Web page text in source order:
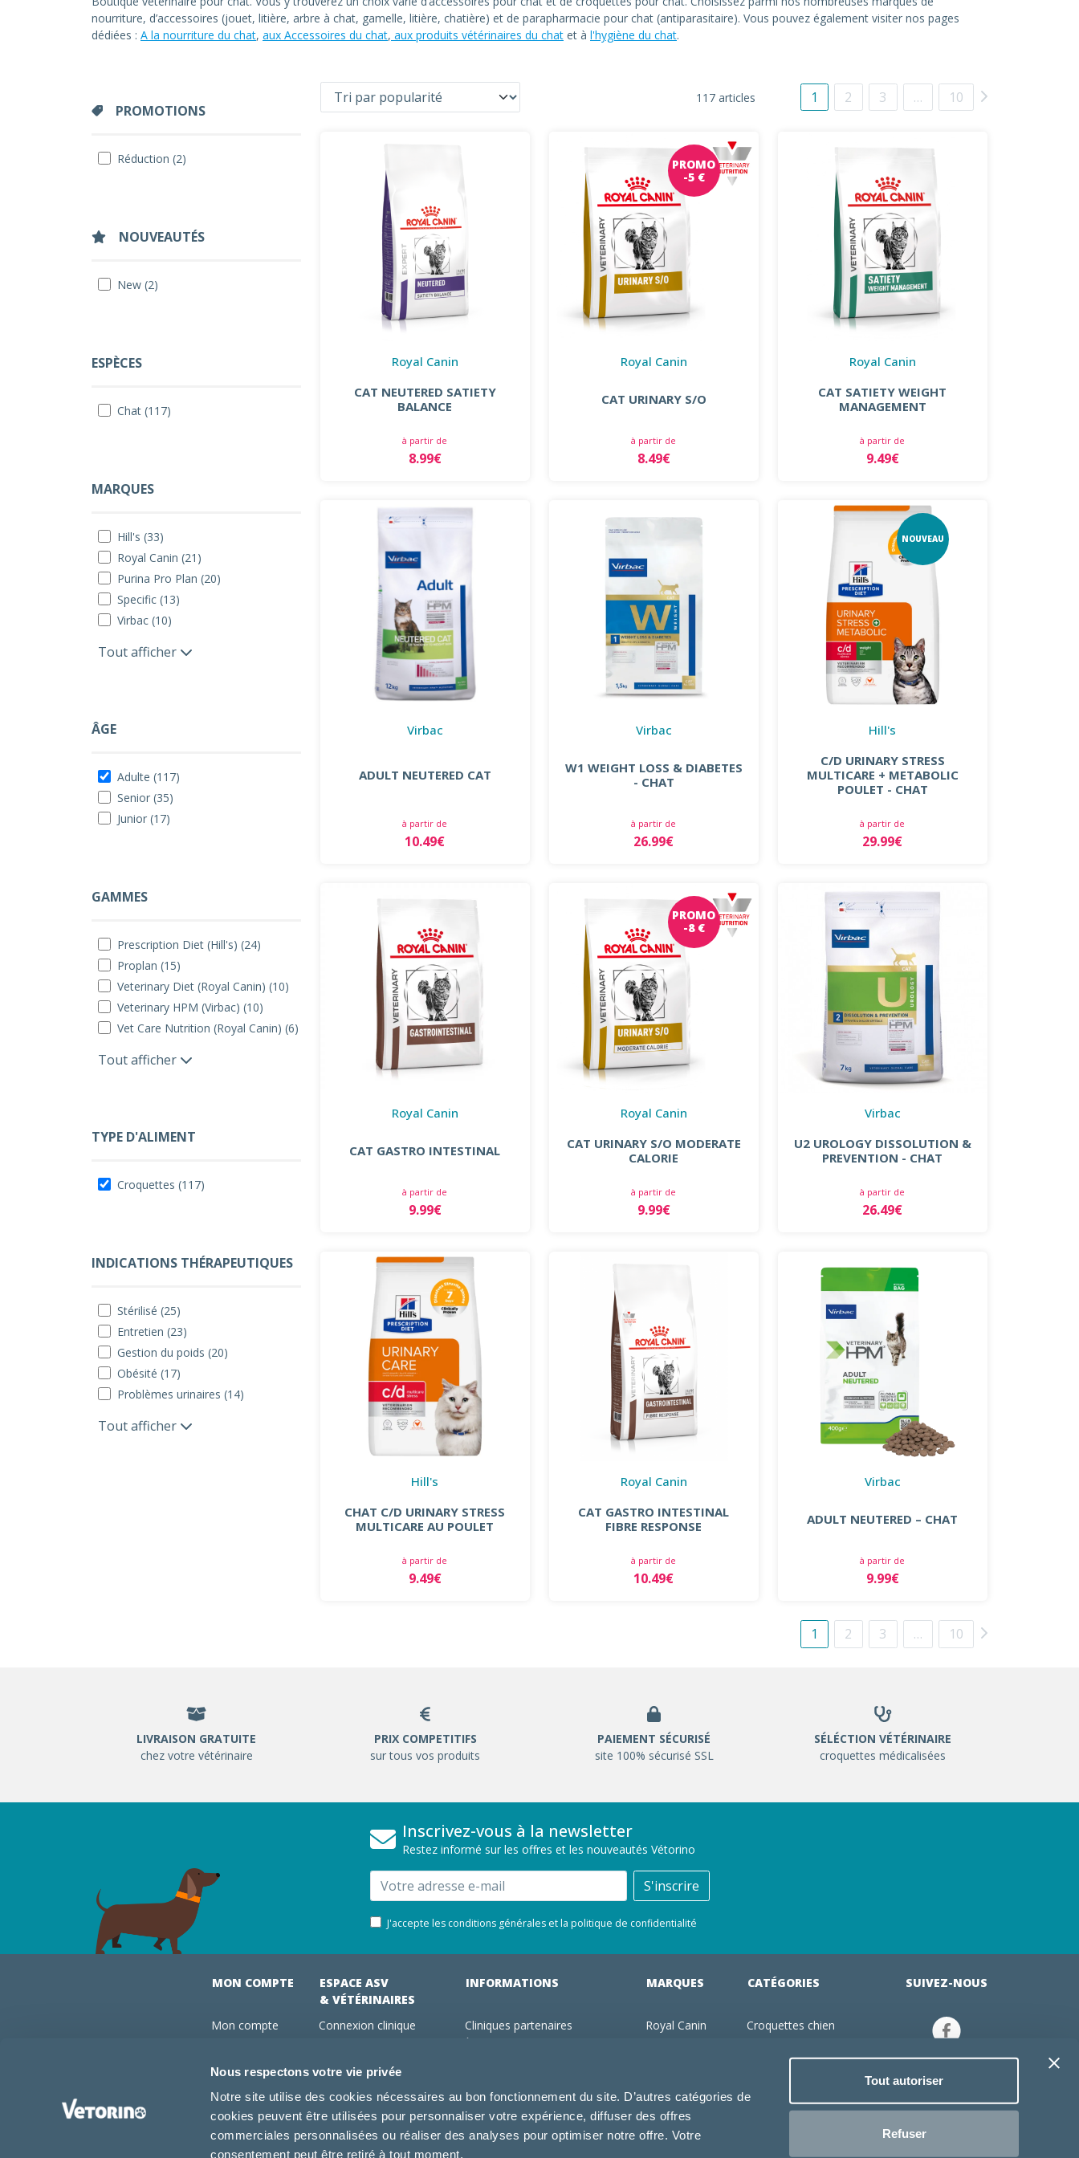
Nous respectons votre vie privée
Notre site utilise des cookies nécessaires au bon fonctionnement du site. D’autres catégories de
cookies peuvent être utilisées pour personnaliser votre expérience, diffuser des offres
commerciales personnalisées ou réaliser des analyses pour optimiser notre offre. Votre
consentement peut être retiré à tout moment.
Tout autoriser
Refuser
nourriture, d’accessoires (jouet, litière, arbre à chat, gamelle, litière, chatière) et de parapharmacie pour chat (antiparasitaire). Vous pouvez également visiter nos pages
dédiées : A la nourriture du chat, aux Accessoires du chat, aux produits vétérinaires du chat et à l'hygiène du chat.
PROMOTIONS
Réduction (2)
NOUVEAUTÉS
New (2)
ESPÈCES
Chat (117)
MARQUES
Hill's (33)
Royal Canin (21)
Purina Pro Plan (20)
Specific (13)
Virbac (10)
Tout afficher
ÂGE
Adulte (117)
Senior (35)
Junior (17)
GAMMES
Prescription Diet (Hill's) (24)
Proplan (15)
Veterinary Diet (Royal Canin) (10)
Veterinary HPM (Virbac) (10)
Vet Care Nutrition (Royal Canin) (6)
Tout afficher
TYPE D'ALIMENT
Croquettes (117)
INDICATIONS THÉRAPEUTIQUES
Stérilisé (25)
Entretien (23)
Gestion du poids (20)
Obésité (17)
Problèmes urinaires (14)
Tout afficher
117 articles 1 2 3 … 10
Royal Canin
CAT NEUTERED SATIETY
BALANCE
à partir de
8.99€
PROMO
-5 €
Royal Canin
CAT URINARY S/O
à partir de
8.49€
Royal Canin
CAT SATIETY WEIGHT
MANAGEMENT
à partir de
9.49€
Virbac
ADULT NEUTERED CAT
à partir de
10.49€
Virbac
W1 WEIGHT LOSS & DIABETES
- CHAT
à partir de
26.99€
NOUVEAU
Hill's
C/D URINARY STRESS
MULTICARE + METABOLIC
POULET - CHAT
à partir de
29.99€
Royal Canin
CAT GASTRO INTESTINAL
à partir de
9.99€
PROMO
-8 €
Royal Canin
CAT URINARY S/O MODERATE
CALORIE
à partir de
9.99€
Virbac
U2 UROLOGY DISSOLUTION &
PREVENTION - CHAT
à partir de
26.49€
Hill's
CHAT C/D URINARY STRESS
MULTICARE AU POULET
à partir de
9.49€
Royal Canin
CAT GASTRO INTESTINAL
FIBRE RESPONSE
à partir de
10.49€
Virbac
ADULT NEUTERED – CHAT
à partir de
9.99€
1 2 3 … 10
LIVRAISON GRATUITE
chez votre vétérinaire
PRIX COMPETITIFS
sur tous vos produits
PAIEMENT SÉCURISÉ
site 100% sécurisé SSL
SÉLÉCTION VÉTÉRINAIRE
croquettes médicalisées
Inscrivez-vous à la newsletter
Restez informé sur les offres et les nouveautés Vétorino
Email S'inscrire
J'accepte les conditions générales et la politique de confidentialité
MON COMPTE
Mon compte
Conseils vétos
FAQ
ESPACE ASV
& VÉTÉRINAIRES
Connexion clinique
Devenir adhérent Vétorino
INFORMATIONS
Cliniques partenaires
Utilisation des cookies
Conditions générales d'utilisation
MARQUES
Royal Canin
Specific
Dechra
Tonivet
CATÉGORIES
Croquettes chien
Jouets chien
Produits vétérinaire chien
SUIVEZ-NOUS